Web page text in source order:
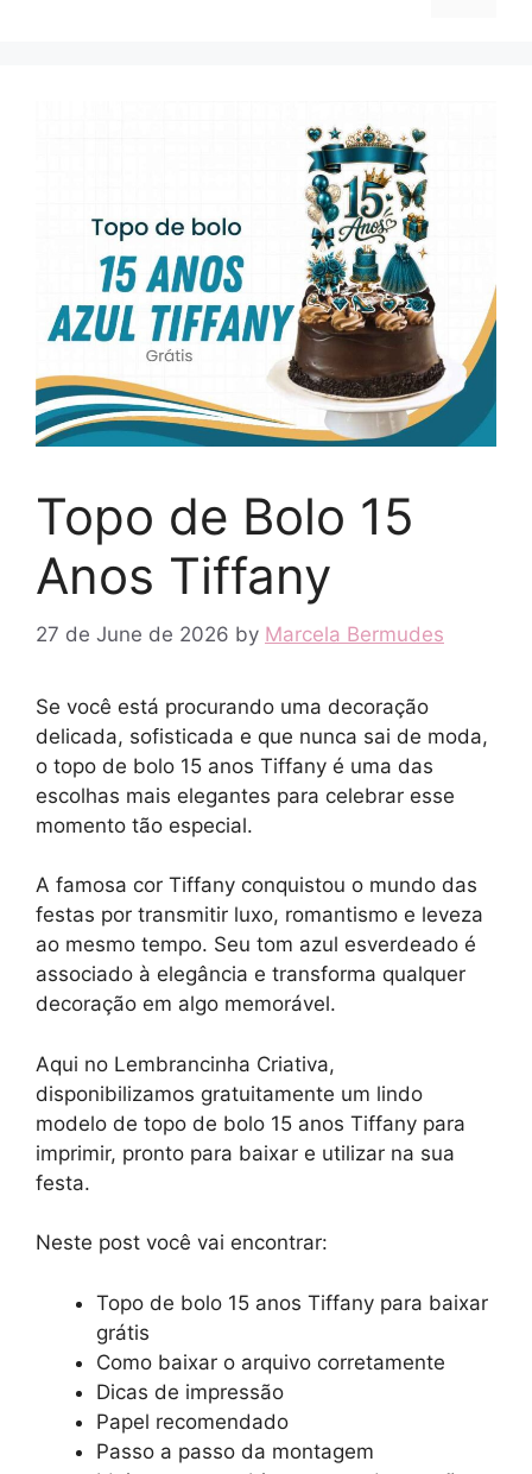
Topo de Bolo 15
Anos Tiffany
27 de June de 2026 by Marcela Bermudes
Se você está procurando uma decoração
delicada, sofisticada e que nunca sai de moda,
o topo de bolo 15 anos Tiffany é uma das
escolhas mais elegantes para celebrar esse
momento tão especial.
A famosa cor Tiffany conquistou o mundo das
festas por transmitir luxo, romantismo e leveza
ao mesmo tempo. Seu tom azul esverdeado é
associado à elegância e transforma qualquer
decoração em algo memorável.
Aqui no Lembrancinha Criativa,
disponibilizamos gratuitamente um lindo
modelo de topo de bolo 15 anos Tiffany para
imprimir, pronto para baixar e utilizar na sua
festa.
Neste post você vai encontrar:
Topo de bolo 15 anos Tiffany para baixar
grátis
Como baixar o arquivo corretamente
Dicas de impressão
Papel recomendado
Passo a passo da montagem